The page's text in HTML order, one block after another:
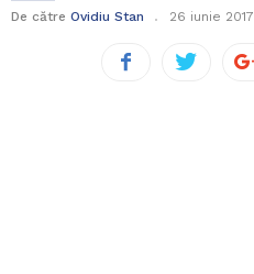
De către Ovidiu Stan 26 iunie 2017